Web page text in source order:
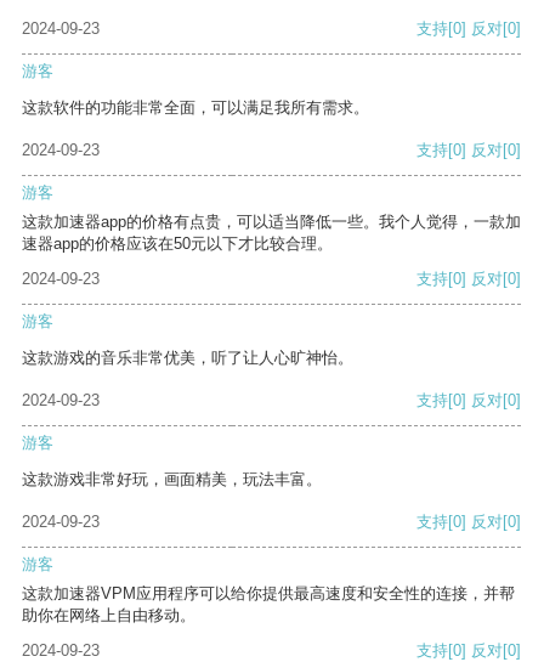
2024-09-23 支持[0] 反对[0]
游客
这款软件的功能非常全面，可以满足我所有需求。
2024-09-23 支持[0] 反对[0]
游客
这款加速器app的价格有点贵，可以适当降低一些。我个人觉得，一款加
速器app的价格应该在50元以下才比较合理。
2024-09-23
支持[0] 反对[0]
游客
这款游戏的音乐非常优美，听了让人心旷神怡。
2024-09-23 支持[0] 反对[0]
游客
这款游戏非常好玩，画面精美，玩法丰富。
2024-09-23 支持[0] 反对[0]
游客
这款加速器VPM应用程序可以给你提供最高速度和安全性的连接，并帮
助你在网络上自由移动。
2024-09-23
支持[0] 反对[0]